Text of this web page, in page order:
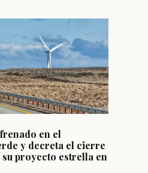
en el
y decreta el cierre
proyecto estrella en